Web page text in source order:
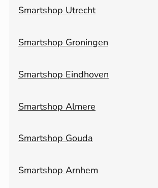
Smartshop Utrecht
Smartshop Groningen
Smartshop Eindhoven
Smartshop Almere
Smartshop Gouda
Smartshop Arnhem